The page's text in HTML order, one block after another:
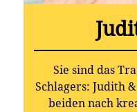
Sie sind das
Schlagers: Judith
beiden nach